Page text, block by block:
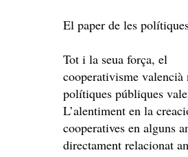
El paper de les
Tot i la seua força, el
cooperativisme valencià
polítiques públiques
L’alentiment en la
cooperatives en alguns
directament relacionat